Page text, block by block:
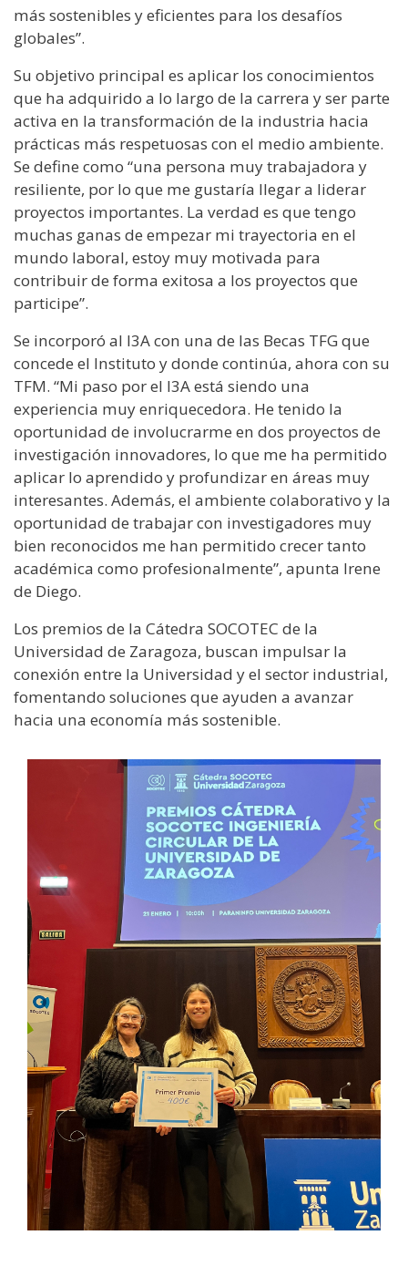
más sostenibles y eficientes para los desafíos
globales”.
Su objetivo principal es aplicar los conocimientos
que ha adquirido a lo largo de la carrera y ser parte
activa en la transformación de la industria hacia
prácticas más respetuosas con el medio ambiente.
Se define como “una persona muy trabajadora y
resiliente, por lo que me gustaría llegar a liderar
proyectos importantes. La verdad es que tengo
muchas ganas de empezar mi trayectoria en el
mundo laboral, estoy muy motivada para
contribuir de forma exitosa a los proyectos que
participe”.
Se incorporó al I3A con una de las Becas TFG que
concede el Instituto y donde continúa, ahora con su
TFM. “Mi paso por el I3A está siendo una
experiencia muy enriquecedora. He tenido la
oportunidad de involucrarme en dos proyectos de
investigación innovadores, lo que me ha permitido
aplicar lo aprendido y profundizar en áreas muy
interesantes. Además, el ambiente colaborativo y la
oportunidad de trabajar con investigadores muy
bien reconocidos me han permitido crecer tanto
académica como profesionalmente”, apunta Irene
de Diego.
Los premios de la Cátedra SOCOTEC de la
Universidad de Zaragoza, buscan impulsar la
conexión entre la Universidad y el sector industrial,
fomentando soluciones que ayuden a avanzar
hacia una economía más sostenible.